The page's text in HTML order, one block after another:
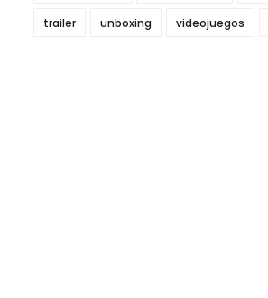
trailer unboxing videojuegos